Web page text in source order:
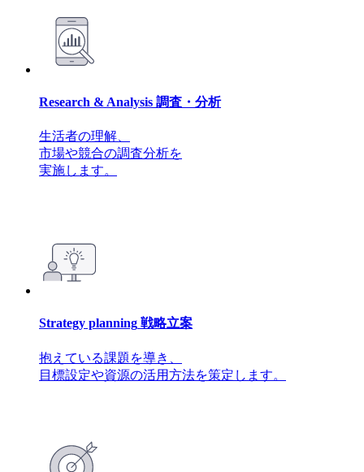
Research & Analysis 調査・分析
生活者の理解、
市場や競合の調査分析を
実施します。
Strategy planning 戦略立案
抱えている課題を導き、
目標設定や資源の活用方法を策定します。